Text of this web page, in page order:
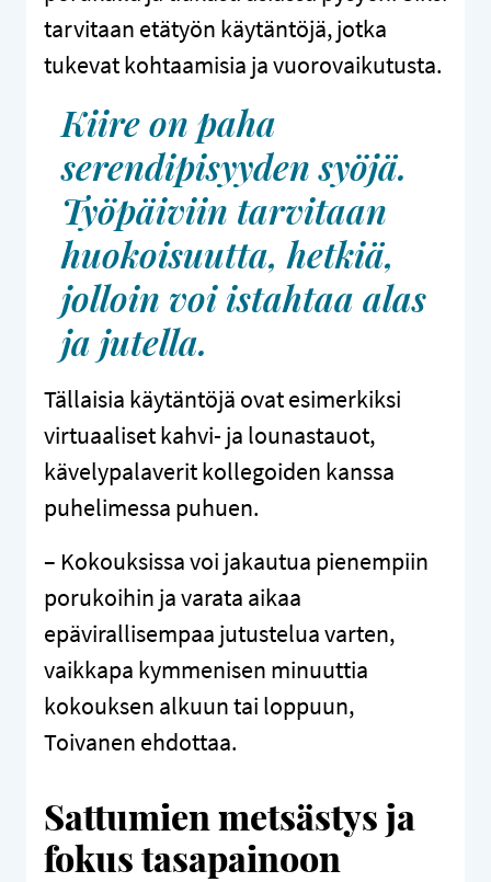
tarvitaan etätyön käytäntöjä, jotka
tukevat kohtaamisia ja vuorovaikutusta.
Kiire on paha
serendipisyyden syöjä.
Työpäiviin tarvitaan
huokoisuutta, hetkiä,
jolloin voi istahtaa alas
ja jutella.
Tällaisia käytäntöjä ovat esimerkiksi
virtuaaliset kahvi- ja lounastauot,
kävelypalaverit kollegoiden kanssa
puhelimessa puhuen.
– Kokouksissa voi jakautua pienempiin
porukoihin ja varata aikaa
epävirallisempaa jutustelua varten,
vaikkapa kymmenisen minuuttia
kokouksen alkuun tai loppuun,
Toivanen ehdottaa.
Sattumien metsästys ja
fokus tasapainoon